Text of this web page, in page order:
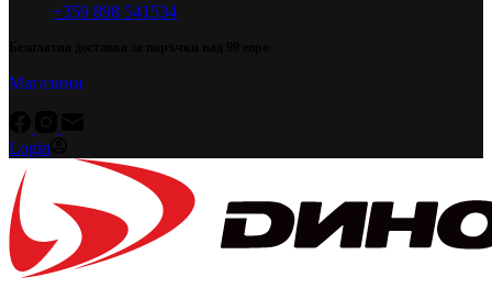
+359 898 541534
Магазини
Login